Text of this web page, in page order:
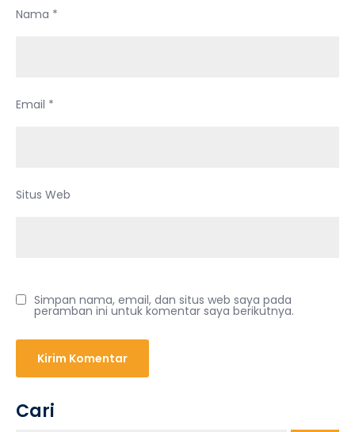
Nama *
Email *
Situs Web
Simpan nama, email, dan situs web saya pada
peramban ini untuk komentar saya berikutnya.
Cari